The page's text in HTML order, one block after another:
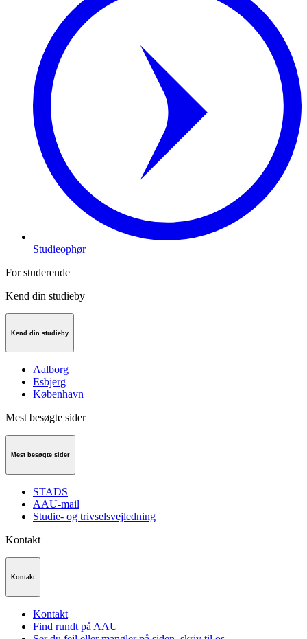
Studieophør
For studerende
Kend din studieby
Kend din studieby
Aalborg
Esbjerg
København
Mest besøgte sider
Mest besøgte sider
STADS
AAU-mail
Studie- og trivselsvejledning
Kontakt
Kontakt
Kontakt
Find rundt på AAU